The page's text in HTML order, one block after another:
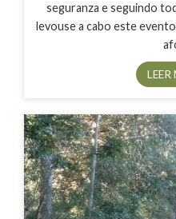
seguranza e seguindo
levouse a cabo este
LEER